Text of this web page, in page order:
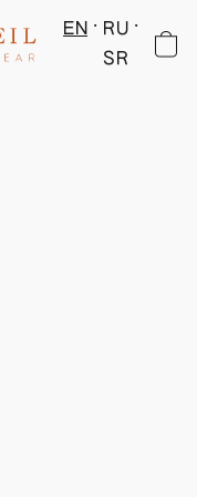
EN
RU
SR